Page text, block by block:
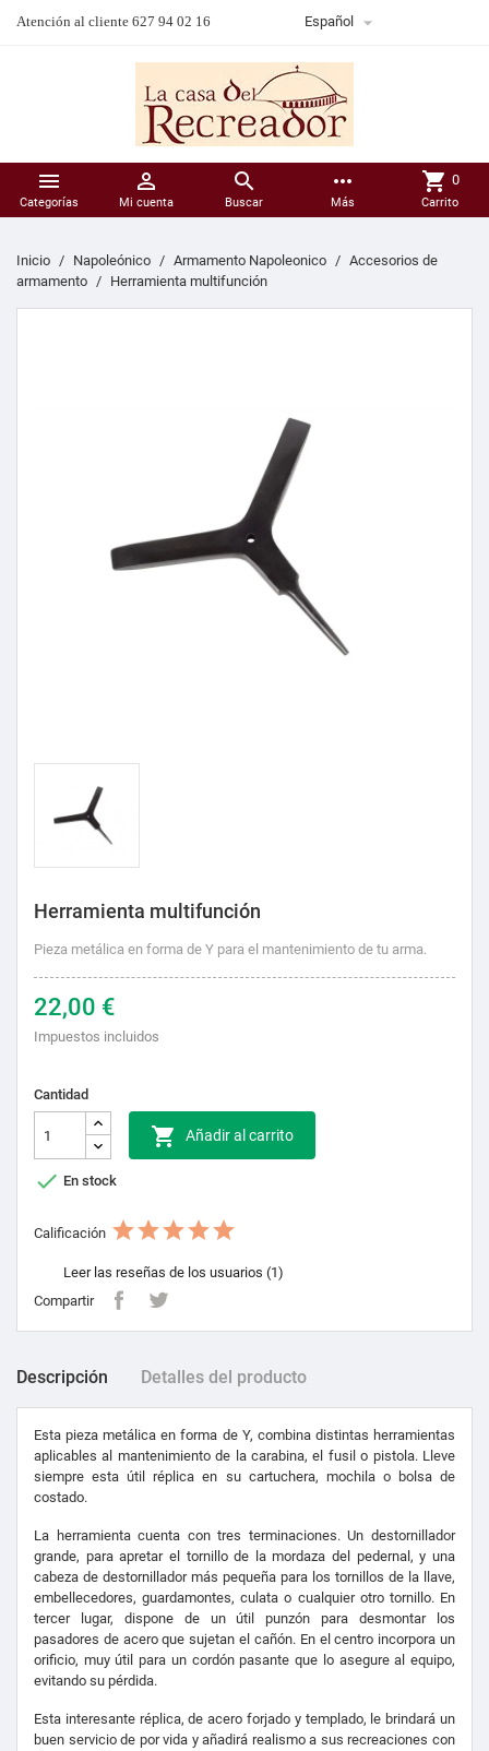
Atención al cliente 627 94 02 16 Español 

Categorías

Mi cuenta

Buscar
more_horiz
Más
shopping_cart 0
Carrito
Inicio Napoleónico Armamento Napoleonico
Accesorios de
armamento
Herramienta multifunción
Herramienta multifunción
Pieza metálica en forma de Y para el mantenimiento de tu arma.
22,00 €
Impuestos incluidos
Cantidad
 Añadir al carrito
 En stock
Calificación
Leer las reseñas de los usuarios (1)
Compartir
Descripción Detalles del producto
Esta pieza metálica en forma de Y, combina distintas herramientas
aplicables al mantenimiento de la carabina, el fusil o pistola. Lleve
siempre esta útil réplica en su cartuchera, mochila o bolsa de
costado.
La herramienta cuenta con tres terminaciones. Un destornillador
grande, para apretar el tornillo de la mordaza del pedernal, y una
cabeza de destornillador más pequeña para los tornillos de la llave,
embellecedores, guardamontes, culata o cualquier otro tornillo. En
tercer lugar, dispone de un útil punzón para desmontar los
pasadores de acero que sujetan el cañón. En el centro incorpora un
orificio, muy útil para un cordón pasante que lo asegure al equipo,
evitando su pérdida.
Esta interesante réplica, de acero forjado y templado, le brindará un
buen servicio de por vida y añadirá realismo a sus recreaciones con